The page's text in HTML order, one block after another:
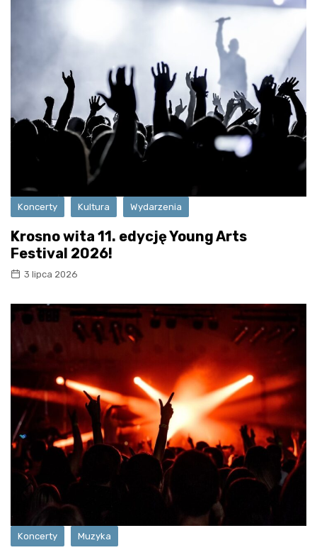
Koncerty Kultura Wydarzenia
Krosno wita 11. edycję Young Arts
Festival 2026!
3 lipca 2026
Koncerty Muzyka